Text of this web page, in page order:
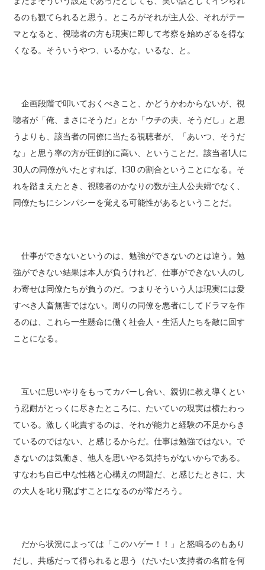
るのも観てられると思う。ところがそれが主人公、それがテー
マとなると、視聴者の方も現実に即して考察を始めざるを得な
くなる。そういうやつ、いるかな。いるな、と。
企画段階で叩いておくべきこと、かどうかわからないが、視
聴者が「俺、まさにそうだ」とか「ウチの夫、そうだし」と思
うよりも、該当者の同僚に当たる視聴者が、「あいつ、そうだ
な」と思う率の方が圧倒的に高い、ということだ。該当者1人に
30人の同僚がいたとすれば、1:30 の割合ということになる。そ
れを踏まえたとき、視聴者のかなりの数が主人公夫婦でなく、
同僚たちにシンパシーを覚える可能性があるということだ。
仕事ができないというのは、勉強ができないのとは違う。勉
強ができない結果は本人が負うけれど、仕事ができない人のし
わ寄せは同僚たちが負うのだ。つまりそういう人は現実には愛
すべき人畜無害ではない。周りの同僚を悪者にしてドラマを作
るのは、これら一生懸命に働く社会人・生活人たちを敵に回す
ことになる。
互いに思いやりをもってカバーし合い、親切に教え導くとい
う忍耐がとっくに尽きたところに、たいていの現実は横たわっ
ている。激しく叱責するのは、それが能力と経験の不足からき
ているのではない、と感じるからだ。仕事は勉強ではない。で
きないのは気働き、他人を思いやる気持ちがないからである。
すなわち自己中な性格と心構えの問題だ、と感じたときに、大
の大人を叱り飛ばすことになるのが常だろう。
だから状況によっては「このハゲー！！」と怒鳴るのもあり
だし、共感だって得られると思う（だいたい支持者の名前を何